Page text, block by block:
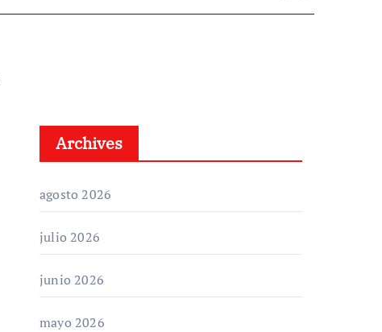
Archives
agosto 2026
julio 2026
junio 2026
mayo 2026